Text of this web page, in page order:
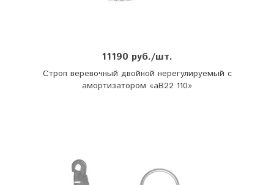
11190 руб./шт.
Строп веревочный двойной нерегулируемый с
амортизатором «аВ22 110»